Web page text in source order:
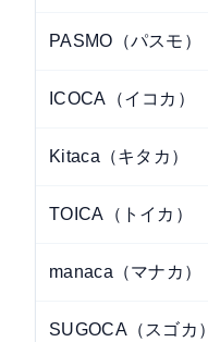
PASMO（パスモ）
ICOCA（イコカ）
Kitaca（キタカ）
TOICA（トイカ）
manaca（マナカ）
SUGOCA（スゴカ）